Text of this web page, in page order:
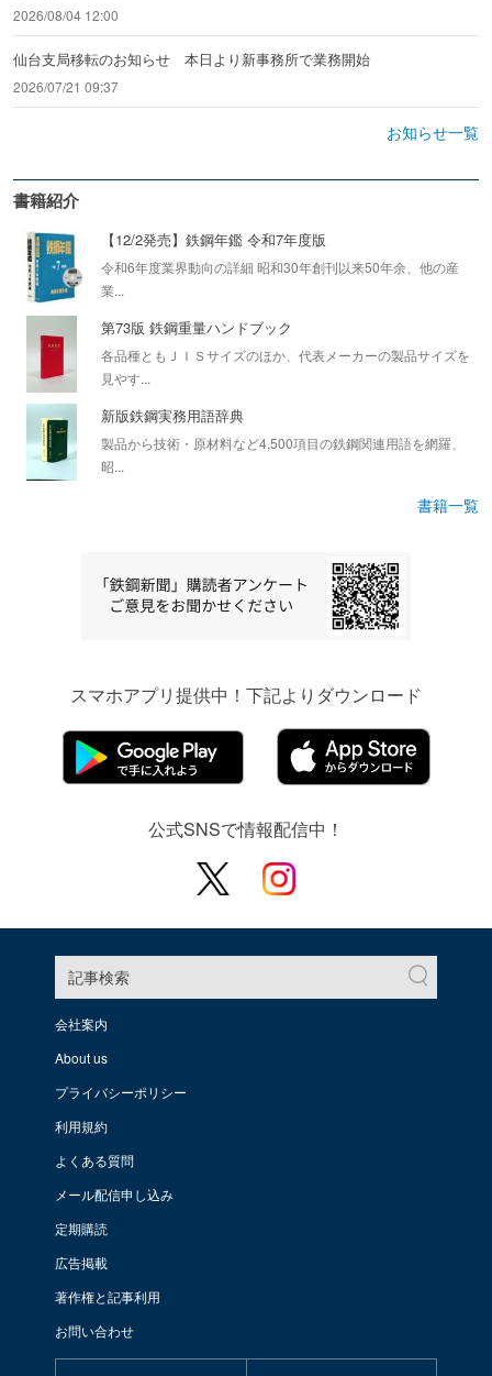
2026/08/04 12:00
仙台支局移転のお知らせ 本日より新事務所で業務開始
2026/07/21 09:37
お知らせ一覧
書籍紹介
【12/2発売】鉄鋼年鑑 令和7年度版
令和6年度業界動向の詳細 昭和30年創刊以来50年余、他の産
業...
第73版 鉄鋼重量ハンドブック
各品種ともＪＩＳサイズのほか、代表メーカーの製品サイズを
見やす...
新版鉄鋼実務用語辞典
製品から技術・原材料など4,500項目の鉄鋼関連用語を網羅、
昭...
書籍一覧
スマホアプリ提供中！下記よりダウンロード
公式SNSで情報配信中！
記事検索
会社案内
About us
プライバシーポリシー
利用規約
よくある質問
メール配信申し込み
定期購読
広告掲載
著作権と記事利用
お問い合わせ